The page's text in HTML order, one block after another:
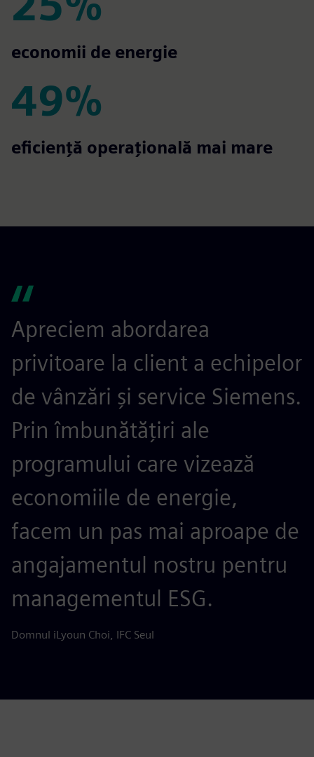
25%
economii de energie
49%
49%
eficiență operațională mai mare
Apreciem abordarea
privitoare la client a echipelor
de vânzări și service Siemens.
Prin îmbunătățiri ale
programului care vizează
economiile de energie,
facem un pas mai aproape de
angajamentul nostru pentru
managementul ESG.
Domnul iLyoun Choi, IFC Seul